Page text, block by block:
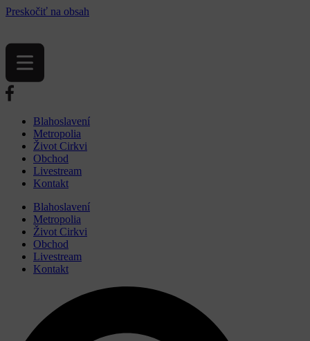
Preskočiť na obsah
Blahoslavení
Metropolia
Život Cirkvi
Obchod
Livestream
Kontakt
Blahoslavení
Metropolia
Život Cirkvi
Obchod
Livestream
Kontakt